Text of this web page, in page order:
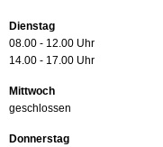
Dienstag
08.00 - 12.00 Uhr
14.00 - 17.00 Uhr
Mittwoch
geschlossen
Donnerstag